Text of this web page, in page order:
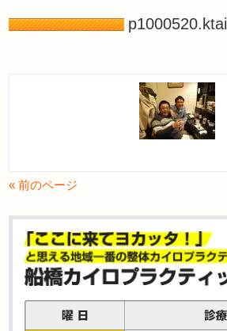
p1000520.ktai
« 前のページ